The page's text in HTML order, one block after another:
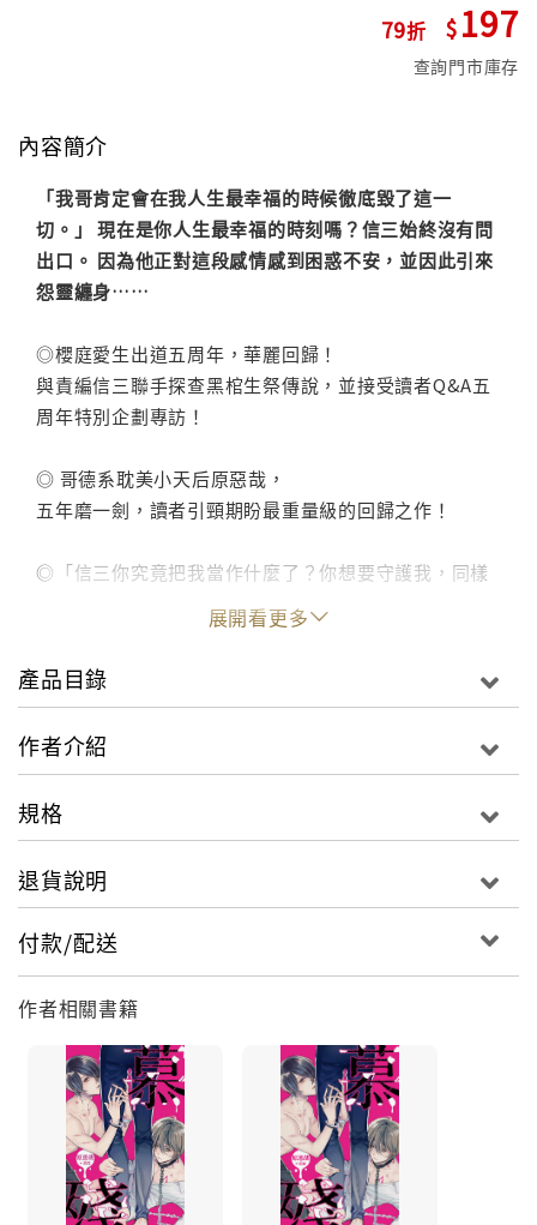
79 197
查詢門市庫存
內容簡介
「我哥肯定會在我人生最幸福的時候徹底毀了這一
切。」 現在是你人生最幸福的時刻嗎？信三始終沒有問
出口。 因為他正對這段感情感到困惑不安，並因此引來
怨靈纏身……
◎櫻庭愛生出道五周年，華麗回歸！
與責編信三聯手探查黑棺生祭傳說，並接受讀者Q&A五
周年特別企劃專訪！
◎ 哥德系耽美小天后原惡哉，
五年磨一劍，讀者引頸期盼最重量級的回歸之作！
◎「信三你究竟把我當作什麼了？你想要守護我，同樣
那是因為他想著，如果能發生意外讓他沒留下道別的言
語就離開櫻庭愛生，將會是兩人最理想的結局。但這趟
黑眷村之行後，他卻想……
「將我一個人留下獨自去旅行這麼久，你的心裡難道一
「說吧，想要我怎麼賠罪？」
「用身體把你這幾天的空虛填滿，應該夠誠意了吧。」
成為獵奇耽美小說作家櫻庭愛生的編輯後，信三不斷想
從他的作品裡更加理解這個人，卻發現終究無法窺見他
的內心，櫻庭愛生甚至撇下他獨自去東北部亂葬崗取
材，讓「獨守空閨」的信三突然覺得寂寞不安，不禁想
到朋友對櫻庭愛生的評價：「難怪他有本錢跟理性穩重
的你展開攻防戰，一些個性特別糟糕的人很喜歡幹些任
性事來試探情人的反應，全是因為不這麼做就無法確定
自己有沒有被人好好疼愛，愛上這種人就當作你上輩子
沒拯救到地球……」
展開看更多
產品目錄
作者介紹
規格
退貨說明
付款/配送
作者相關書籍